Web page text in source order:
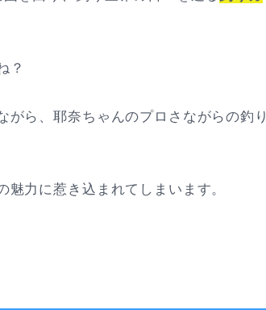
？
がら、耶奈ちゃんのプロさながらの釣り
力に惹き込まれてしまいます。